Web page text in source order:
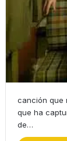
canción que
que ha
de…